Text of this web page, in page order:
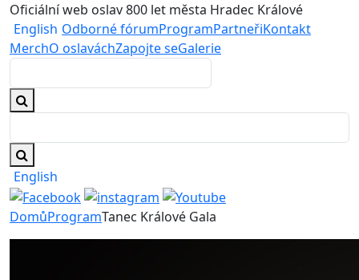
Oficiální web oslav 800 let města Hradec Králové
English Odborné fórumProgramPartneřiKontakt
MerchO oslaváchZapojte seGalerie
English
DomůProgramTanec Králové Gala